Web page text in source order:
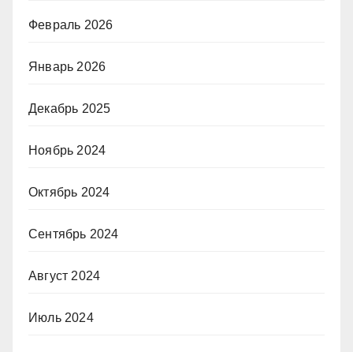
Февраль 2026
Январь 2026
Декабрь 2025
Ноябрь 2024
Октябрь 2024
Сентябрь 2024
Август 2024
Июль 2024